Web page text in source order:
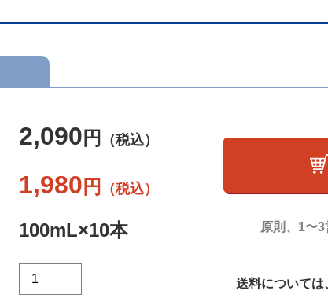
2,090 円 （税込）
1,980 円 （税込）
100mL×10本 原則、1〜3
送料については